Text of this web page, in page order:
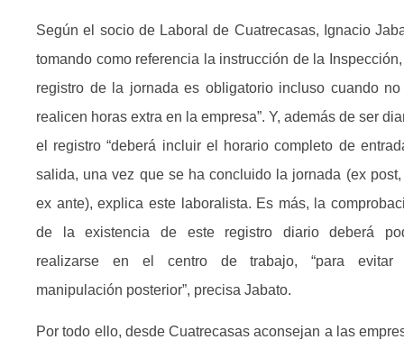
Según el socio de Laboral de Cuatrecasas, Ignacio
tomando como referencia la instrucción de la Inspección,
registro de la jornada es obligatorio incluso cuando
realicen horas extra en la empresa”. Y, además de ser
el registro “deberá incluir el horario completo de
salida, una vez que se ha concluido la jornada (ex
ex ante), explica este laboralista. Es más, la
de la existencia de este registro diario deberá
realizarse en el centro de trabajo, “para evitar
manipulación posterior”, precisa Jabato.
Por todo ello, desde Cuatrecasas aconsejan a las